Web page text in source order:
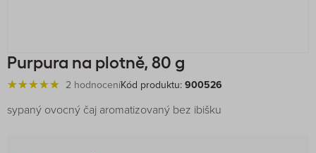
Purpura na plotně, 80 g
2 hodnoceníKód produktu: 900526
sypaný ovocný čaj aromatizovaný bez ibišku